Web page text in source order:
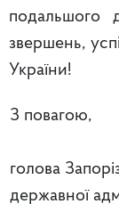
подальшого
звершень,
України!
З повагою,
голова
державної